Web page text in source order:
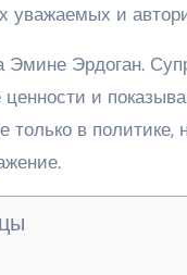
уважаемых и
Эмине Эрдоган.
и
только в